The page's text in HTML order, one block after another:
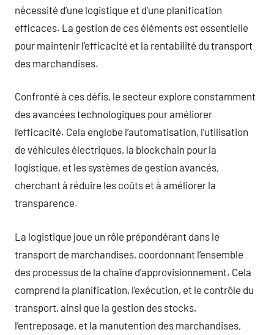
nécessité d’une logistique et d’une planification
efficaces. La gestion de ces éléments est essentielle
pour maintenir l’efficacité et la rentabilité du transport
des marchandises.
Confronté à ces défis, le secteur explore constamment
des avancées technologiques pour améliorer
l’efficacité. Cela englobe l’automatisation, l’utilisation
de véhicules électriques, la blockchain pour la
logistique, et les systèmes de gestion avancés,
cherchant à réduire les coûts et à améliorer la
transparence.
La logistique joue un rôle prépondérant dans le
transport de marchandises, coordonnant l’ensemble
des processus de la chaîne d’approvisionnement. Cela
comprend la planification, l’exécution, et le contrôle du
transport, ainsi que la gestion des stocks,
l’entreposage, et la manutention des marchandises,